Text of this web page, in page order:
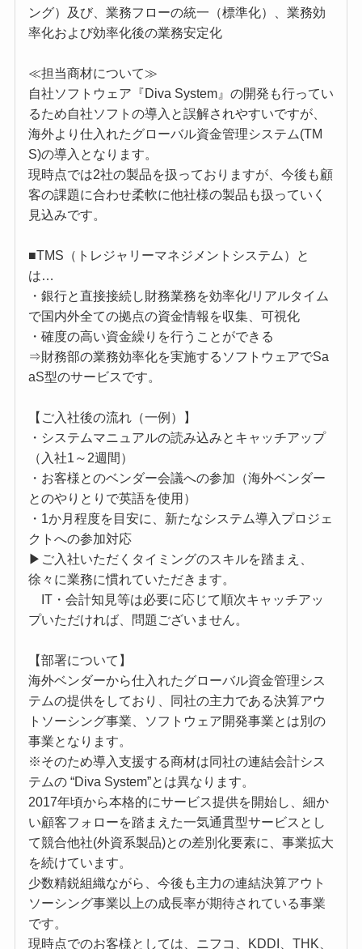
ング）及び、業務フローの統一（標準化）、業務効
率化および効率化後の業務安定化
≪担当商材について≫
自社ソフトウェア『Diva System』の開発も行ってい
るため自社ソフトの導入と誤解されやすいですが、
海外より仕入れたグローバル資金管理システム(TM
S)の導入となります。
現時点では2社の製品を扱っておりますが、今後も顧
客の課題に合わせ柔軟に他社様の製品も扱っていく
見込みです。
■TMS（トレジャリーマネジメントシステム）と
は…
・銀行と直接接続し財務業務を効率化/リアルタイム
で国内外全ての拠点の資金情報を収集、可視化
・確度の高い資金繰りを行うことができる
⇒財務部の業務効率化を実施するソフトウェアでSa
aS型のサービスです。
【ご入社後の流れ（一例）】
・システムマニュアルの読み込みとキャッチアップ
（入社1～2週間）
・お客様とのベンダー会議への参加（海外ベンダー
とのやりとりで英語を使用）
・1か月程度を目安に、新たなシステム導入プロジェ
クトへの参加対応
▶ご入社いただくタイミングのスキルを踏まえ、
徐々に業務に慣れていただきます。
IT・会計知見等は必要に応じて順次キャッチアッ
プいただければ、問題ございません。
【部署について】
海外ベンダーから仕入れたグローバル資金管理シス
テムの提供をしており、同社の主力である決算アウ
トソーシング事業、ソフトウェア開発事業とは別の
事業となります。
※そのため導入支援する商材は同社の連結会計シス
テムの “Diva System”とは異なります。
2017年頃から本格的にサービス提供を開始し、細か
い顧客フォローを踏まえた一気通貫型サービスとし
て競合他社(外資系製品)との差別化要素に、事業拡大
を続けています。
少数精鋭組織ながら、今後も主力の連結決算アウト
ソーシング事業以上の成⾧率が期待されている事業
です。
現時点でのお客様としては、ニフコ、KDDI、THK、